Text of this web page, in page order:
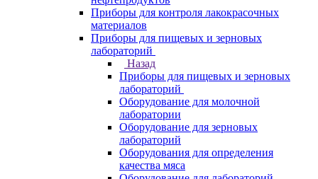
Приборы для контроля лакокрасочных
материалов
Приборы для пищевых и зерновых
лабораторий
Назад
Приборы для пищевых и зерновых
лабораторий
Оборудование для молочной
лаборатории
Оборудование для зерновых
лабораторий
Оборудования для определения
качества мяса